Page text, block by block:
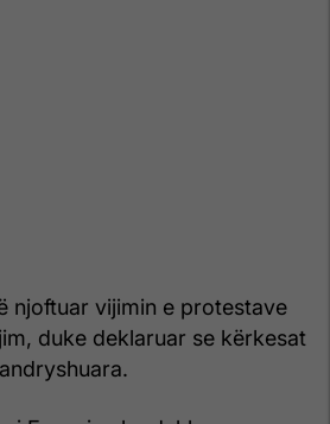
njoftuar vijimin e protestave
duke deklaruar se kërkesat